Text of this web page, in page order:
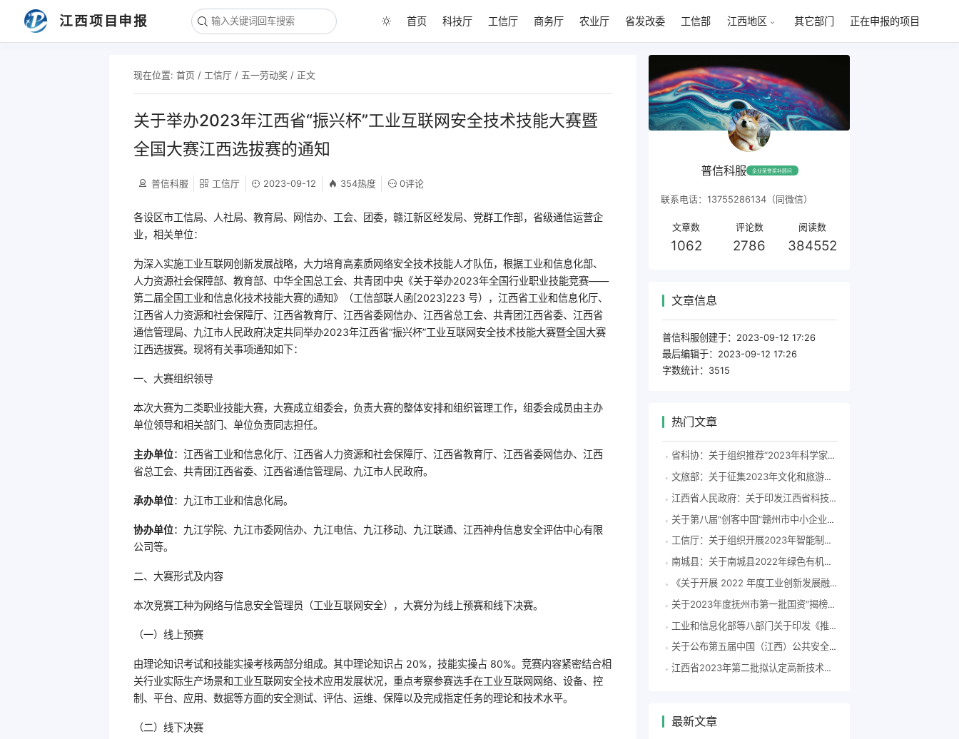
江西项目申报 首页 科技厅 工信厅 商务厅 农业厅 省发改委 工信部 江西地区 其它部门 正在申报的项目
现在位置: 首页 / 工信厅/ 五一劳动奖 / 正文
关于举办2023年江西省“振兴杯”工业互联网安全技术技能大赛暨
全国大赛江西选拔赛的通知
普信科服 工信厅 2023-09-12 354热度 0评论
各设区市工信局、人社局、教育局、网信办、工会、团委，赣江新区经发局、党群工作部，省级通信运营企
业，相关单位：
为深入实施工业互联网创新发展战略，大力培育高素质网络安全技术技能人才队伍，根据工业和信息化部、
人力资源社会保障部、教育部、中华全国总工会、共青团中央《关于举办2023年全国行业职业技能竞赛——
第二届全国工业和信息化技术技能大赛的通知》（工信部联人函[2023]223 号），江西省工业和信息化厅、
江西省人力资源和社会保障厅、江西省教育厅、江西省委网信办、江西省总工会、共青团江西省委、江西省
通信管理局、九江市人民政府决定共同举办2023年江西省“振兴杯”工业互联网安全技术技能大赛暨全国大赛
江西选拔赛。现将有关事项通知如下：
一、大赛组织领导
本次大赛为二类职业技能大赛，大赛成立组委会，负责大赛的整体安排和组织管理工作，组委会成员由主办
单位领导和相关部门、单位负责同志担任。
主办单位：江西省工业和信息化厅、江西省人力资源和社会保障厅、江西省教育厅、江西省委网信办、江西
省总工会、共青团江西省委、江西省通信管理局、九江市人民政府。
承办单位：九江市工业和信息化局。
协办单位：九江学院、九江市委网信办、九江电信、九江移动、九江联通、江西神舟信息安全评估中心有限
公司等。
二、大赛形式及内容
本次竞赛工种为网络与信息安全管理员（工业互联网安全），大赛分为线上预赛和线下决赛。
（一）线上预赛
由理论知识考试和技能实操考核两部分组成。其中理论知识占 20%，技能实操占 80%。竞赛内容紧密结合相
关行业实际生产场景和工业互联网安全技术应用发展状况，重点考察参赛选手在工业互联网网络、设备、控
制、平台、应用、数据等方面的安全测试、评估、运维、保障以及完成指定任务的理论和技术水平。
（二）线下决赛
普信科服 企业荣誉奖补顾问
联系电话：13755286134（同微信）
文章数
1062
评论数
2786
阅读数
384552
文章信息
普信科服创建于： 2023-09-12 17:26
最后编辑于： 2023-09-12 17:26
字数统计： 3515
热门文章
省科协：关于组织推荐“2023年科学家精神教育基地”申报单位的通知
文旅部：关于征集2023年文化和旅游行业标准计划项目的公告
江西省人民政府：关于印发江西省科技成果产业化实施方案（试行）的通知
关于第八届“创客中国”赣州市中小企业创新创业大赛获奖企业名单的公示
工信厅：关于组织开展2023年智能制造标杆企业推荐工作的通知
南城县：关于南城县2022年绿色有机地标农产品认证奖补的公示
《关于开展 2022 年度工业创新发展融资担保降费专项资金申报工作的通知》企业通过公示
关于2023年度抚州市第一批国资“揭榜挂帅”通过技术论证揭榜方名单的公示
工业和信息化部等八部门关于印发《推进磷资源高效高值利用实施方案》的通知
关于公布第五届中国（江西）公共安全创新创业大赛晋级复赛项目名单的通知
江西省2023年第二批拟认定高新技术企业公示
最新文章